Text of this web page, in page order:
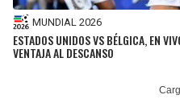
MUNDIAL 2026
ESTADOS UNIDOS VS BÉLGICA, EN
VENTAJA AL DESCANSO